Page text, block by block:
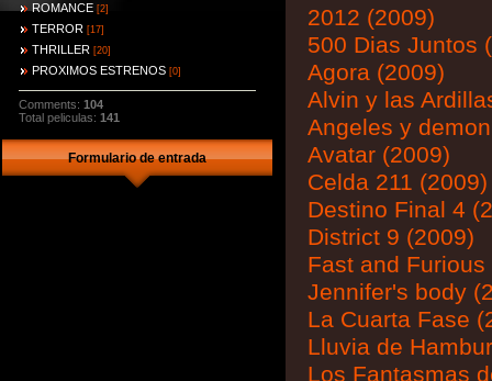
ROMANCE [2]
TERROR [17]
THRILLER [20]
PROXIMOS ESTRENOS [0]
Comments: 104
Total peliculas: 141
Formulario de entrada
2012 (2009)
500 Dias Juntos
Agora (2009)
Alvin y las
Angeles y
Avatar (2009)
Celda 211 (2009)
Destino Final 4
District 9 (2009)
Fast and
Jennifer's body
La Cuarta Fase
Lluvia de
Los Fantasmas